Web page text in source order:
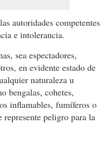
autoridades competentes
e intolerancia.
sea espectadores,
en evidente estado de
naturaleza u
bengalas, cohetes,
inflamables, fumíferos o
peligro para la